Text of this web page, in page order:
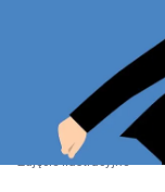
Zdjęcie ilustracyjne